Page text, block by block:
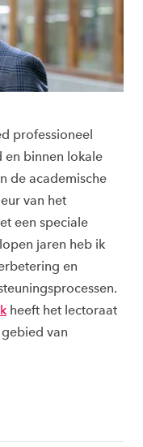
professioneel
en binnen lokale
de academische
van het
een speciale
jaren heb ik
en
heeft het lectoraat
van